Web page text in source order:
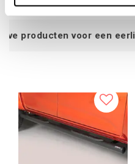
eerlijke prijs